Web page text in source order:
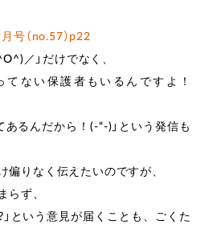
／」だけでなく、
てない保護者もいるんですよ！
あるんだから！(-“-)」という発信も
偏りなく伝えたいのですが、
らず、
」という意見が届くことも、ごくた